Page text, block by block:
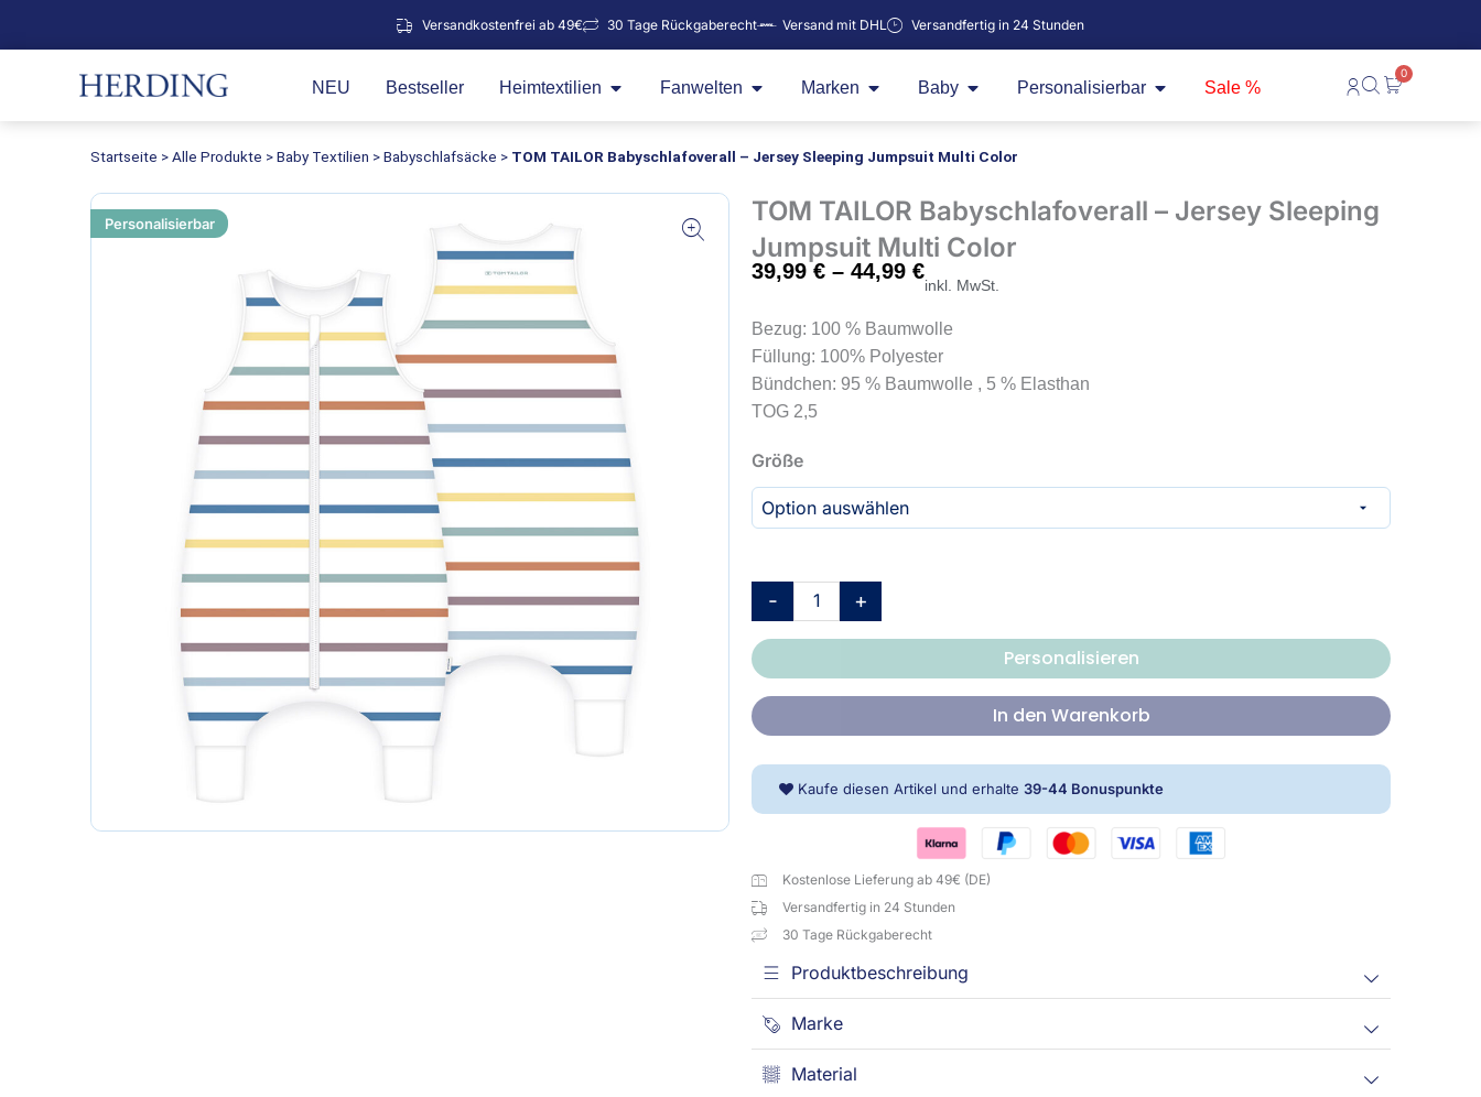
Versandkostenfrei ab 49€ 30 Tage Rückgaberecht Versand mit DHL Versandfertig in 24 Stunden
NEU Bestseller Heimtextilien Öffne Heimtextilien
Fanwelten Öffne Fanwelten
Marken Öffne Marken
Baby Öffne BabyPersonalisierbar Öffne Personalisierbar
Sale %
0
Warenkorb
Startseite >Alle Produkte >Baby Textilien >Babyschlafsäcke > TOM TAILOR Babyschlafoverall – Jersey Sleeping Jumpsuit Multi Color
Personalisierbar
TOM TAILOR Babyschlafoverall – Jersey Sleeping
Jumpsuit Multi Color
39,99€ – 44,99 €
inkl. MwSt.
Bezug: 100 % Baumwolle
Füllung: 100% Polyester
Bündchen: 95 % Baumwolle , 5 % Elasthan
TOG 2,5
Größe
-
TOM
TAILOR
Babyschlafoverall
Sleeping
Jumpsuit
Multi
Color
Menge
+
Personalisieren
In den Warenkorb
Kaufe diesen Artikel und erhalte 39-44 Bonuspunkte
Kostenlose Lieferung ab 49€ (DE)
Versandfertig in 24 Stunden
30 Tage Rückgaberecht
Produktbeschreibung
Marke
Material